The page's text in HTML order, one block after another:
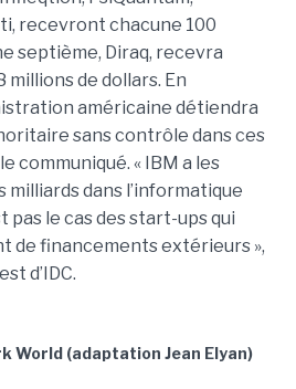
recevront chacune 100
septième, Diraq, recevra
millions de dollars. En
américaine détiendra
sans contrôle dans ces
communiqué. « IBM a les
milliards dans l’informatique
pas le cas des start-ups qui
de financements extérieurs »,
d’IDC.
World (adaptation Jean Elyan)